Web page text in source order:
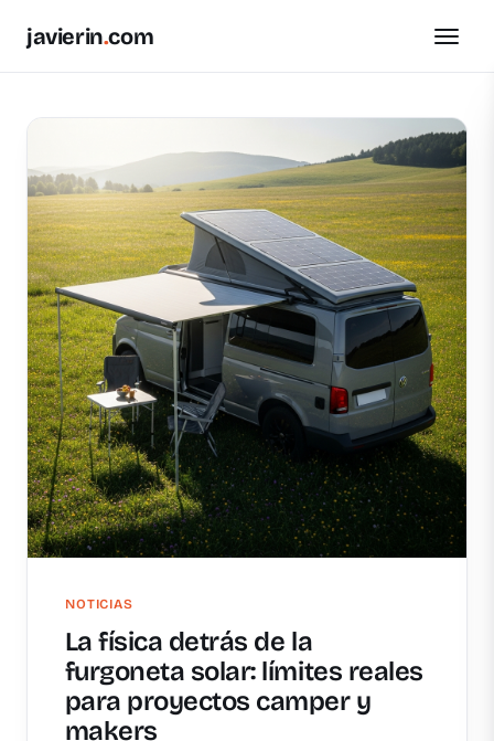
javierin.com
NOTICIAS
La física detrás de la
furgoneta solar: límites reales
para proyectos camper y
makers